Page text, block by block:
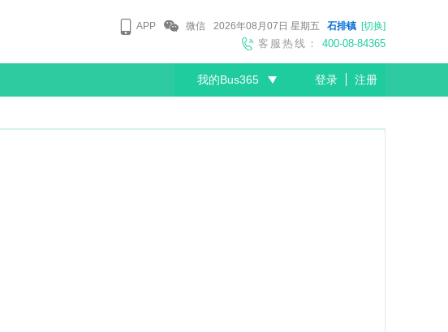
APP 微信 2026年08月07日 星期五 石排镇 [切换]
客服热线： 400-08-84365
我的Bus365 登录 注册